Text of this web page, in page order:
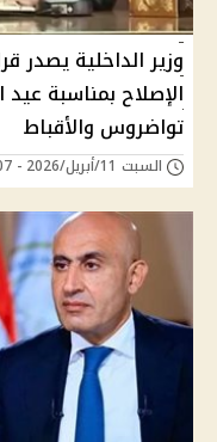
وزير الداخلية يصدر
الإصلاح بمناسبة عيد
تواضروس والأقباط
السبت 11/أبريل/2026 - 11:07 م